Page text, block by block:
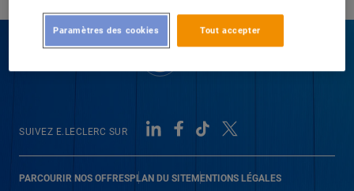
PARCOURIR NOS OFFRESPLAN DU SITEMENTIONS LÉGALES
SUIVEZ E.LECLERC SUR
Tout accepter
Paramètres des cookies